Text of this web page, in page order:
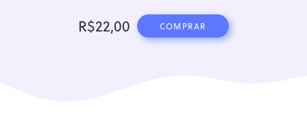
R$22,00 COMPRAR